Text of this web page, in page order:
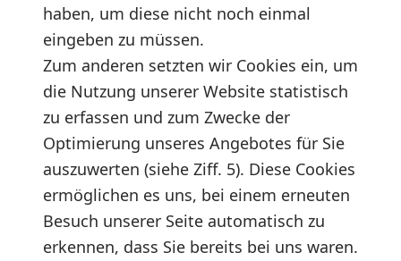
haben, um diese nicht noch einmal
eingeben zu müssen.
Zum anderen setzten wir Cookies ein, um
die Nutzung unserer Website statistisch
zu erfassen und zum Zwecke der
Optimierung unseres Angebotes für Sie
auszuwerten (siehe Ziff. 5). Diese Cookies
ermöglichen es uns, bei einem erneuten
Besuch unserer Seite automatisch zu
erkennen, dass Sie bereits bei uns waren.